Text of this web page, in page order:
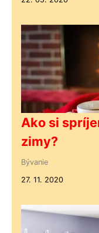
Ako si
zimy?
Bývanie
27. 11. 2020